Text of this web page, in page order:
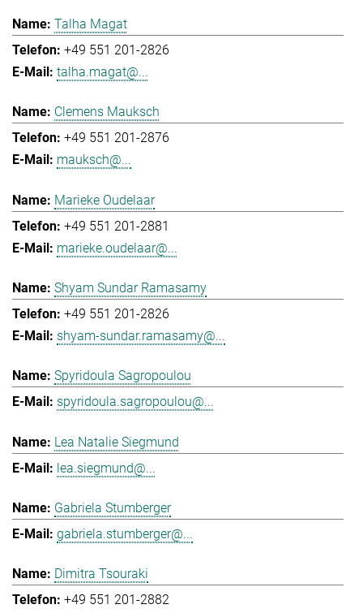
Talha Magat
+49 551 201-2826
talha.magat@...
Clemens Mauksch
+49 551 201-2876
mauksch@...
Marieke Oudelaar
+49 551 201-2881
marieke.oudelaar@...
Shyam Sundar Ramasamy
+49 551 201-2826
shyam-sundar.ramasamy@...
Spyridoula Sagropoulou
spyridoula.sagropoulou@...
Lea Natalie Siegmund
lea.siegmund@...
Gabriela Stumberger
gabriela.stumberger@...
Dimitra Tsouraki
+49 551 201-2882